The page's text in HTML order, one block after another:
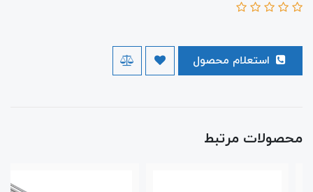
محصولات مرتبط